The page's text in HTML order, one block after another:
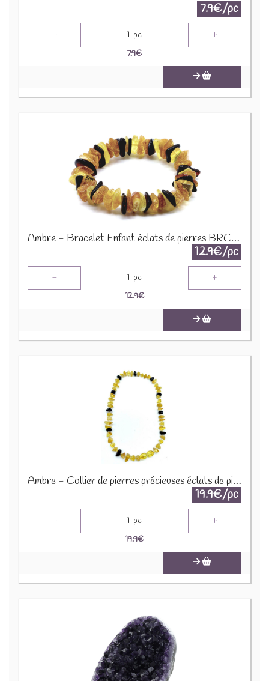
7.9€/pc
- 1 pc +
7.9€
Ambre - Bracelet Enfant éclats de pierres BRC-AMBK
12.9€/pc
- 1 pc +
12.9€
Ambre - Collier de pierres précieuses éclats de pierres 45cm COLC-AMB
19.9€/pc
- 1 pc +
19.9€